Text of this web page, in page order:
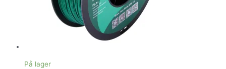
På lager